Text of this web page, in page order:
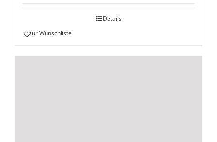
Details
zur Wunschliste